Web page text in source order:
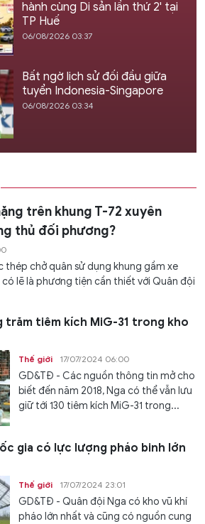
hành cùng Di sản lần thứ 2' tại
TP Huế
06/08/2026 03:37
Bất ngờ lịch sử đối đầu giữa
tuyển Indonesia-Singapore
06/08/2026 03:34
trên khung T-72 xuyên
thủ đối phương?
thép chở quân sử dụng khung gầm xe
lẽ là phương tiện cần thiết với Quân đội
trăm tiêm kích MiG-31 trong kho
Thế giới 17/07/2024 06:00
GD&TĐ - Các nguồn thông tin mở cho
biết đến năm 2018, Nga có thể vẫn lưu
giữ tới 130 tiêm kích MiG-31 trong...
gia có lực lượng pháo binh lớn
Thế giới 17/07/2024 23:01
GD&TĐ - Quân đội Nga có kho vũ khí
pháo lớn nhất và cũng có nguồn cung